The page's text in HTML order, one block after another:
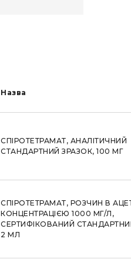
Назва
СПІРОТЕТРАМАТ, АНАЛІТИЧНИЙ
СТАНДАРТНИЙ ЗРАЗОК, 100 МГ
СПІРОТЕТРАМАТ, РОЗЧИН В
КОНЦЕНТРАЦІЄЮ 1000 МГ/Л,
СЕРТИФІКОВАНИЙ
2 МЛ